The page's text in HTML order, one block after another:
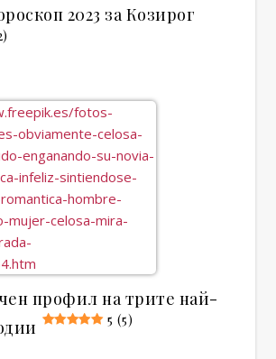
2023 за Козирог
профил на трите най-
5 (5)